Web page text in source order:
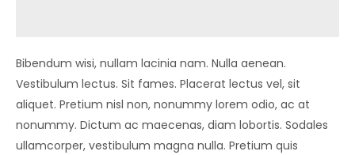
Bibendum wisi, nullam lacinia nam. Nulla aenean.
Vestibulum lectus. Sit fames. Placerat lectus vel, sit
aliquet. Pretium nisl non, nonummy lorem odio, ac at
nonummy. Dictum ac maecenas, diam lobortis. Sodales
ullamcorper, vestibulum magna nulla. Pretium quis